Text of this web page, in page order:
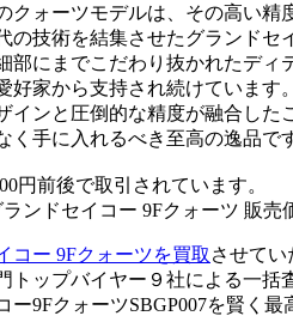
クォーツモデルは、その高い
の技術を結集させたグランドセ
部にまでこだわり抜かれたデ
好家から支持され続けていま
インと圧倒的な精度が融合し
く手に入れるべき至高の逸品で
円前後で取引されています。
ランドセイコー 9Fクォーツ 販
コー 9Fクォーツを買取 させてい
トップバイヤー９社による一括
ー9FクォーツSBGP007を賢く最